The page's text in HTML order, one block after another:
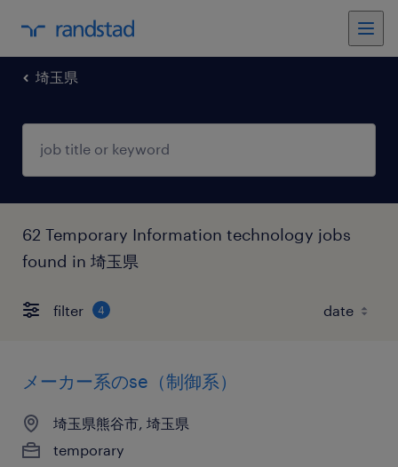
埼玉県
62 Temporary Information technology jobs
found in 埼玉県
filter 4
メーカー系のse（制御系）
埼玉県熊谷市, 埼玉県
temporary